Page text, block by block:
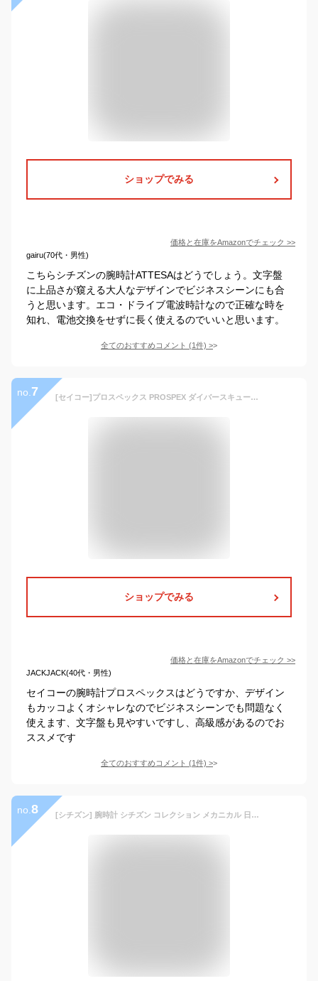
ショップでみる
価格と在庫をAmazonでチェック >>
gairu(70代・男性)
こちらシチズンの腕時計ATTESAはどうでしょう。文字盤
に上品さが窺える大人なデザインでビジネスシーンにも合
うと思います。エコ・ドライブ電波時計なので正確な時を
知れ、電池交換をせずに長く使えるのでいいと思います。
全てのおすすめコメント (1件) >
no. 7 [セイコー]プロスペックス PROSPEX ダイバースキューバ ソーラー クロノグラフ コアショップ専用 流通限定モデル 腕時計 メンズ SBDL061
ショップでみる
価格と在庫をAmazonでチェック >>
JACKJACK(40代・男性)
セイコーの腕時計プロスペックスはどうですか、デザイン
もカッコよくオシャレなのでビジネスシーンでも問題なく
使えます、文字盤も見やすいですし、高級感があるのでお
ススメです
全てのおすすめコメント (1件) >
no. 8 [シチズン] 腕時計 シチズン コレクション メカニカル 日本製 NB1041-17A メンズ ブラック